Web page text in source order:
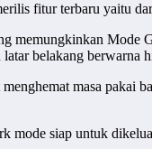
fitur terbaru yaitu
memungkinkan Mode
belakang berwarna
masa pakai
mode siap untuk